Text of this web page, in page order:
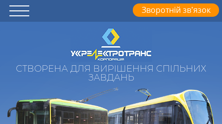
СТВОРЕНА ДЛЯ ВИРІШЕННЯ СПІЛЬНИХ
ЗАВДАНЬ
Зворотній зв’язок